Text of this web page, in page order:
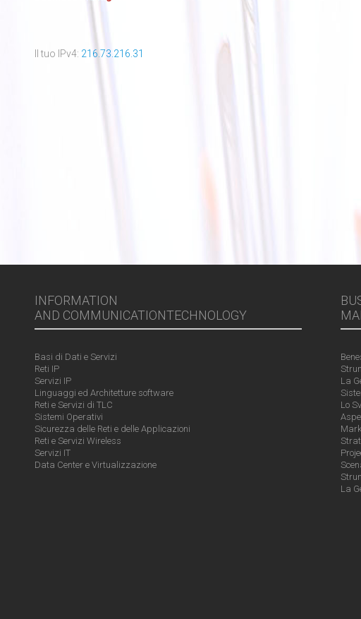
Il tuo IPv4: 216.73.216.31
INFORMATION
AND COMMUNICATIONTECHNOLOGY
Basi di Dati e Servizi
Reti IP
Servizi IP
Linguaggi ed Architetture software
Reti e Servizi di TLC
Sistemi Operativi
Sicurezza delle Reti e delle Applicazioni
Reti e Servizi Wireless
Servizi IT
Data Center e Virtualizzazione
La
Lo
La